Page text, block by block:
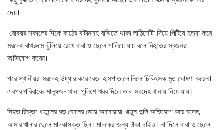
দেয়।
রোববার সকালের দিকে কাঠের বাটামসহ বাড়িতে থাকা লাঠিসোঁটা দিয়ে পিটিয়ে হত্যা করে
মরদেহ বাথরুমে ঝুঁলিয়ে রেখে বাবা ও ছেলে পালিয়ে যায় বলে নিহতের স্বজনরা
অভিযোগ করেন।
পরে স্থানীয়রা মরদেহ উদ্ধার করে বেড়া হাসপাতালে নিলে চিকিৎসক মৃত ঘোষণা করেন।
এরপর পরিবারের মানুষজন থানা পুলিশে খবর দিলে তারা মরদেহ থানায় নিয়ে যায়।
নিহত রিক্তা খাতুনের বড় বোনের মেয়ে আনোয়ারা খাতুন দুলি অভিযোগ করে বলেন,
আমার খালার ছেলে মাদকাসক্ত ছিল। মাদকের জন্য টাকা চাইত। না দিলে বাবা ও ছেলে